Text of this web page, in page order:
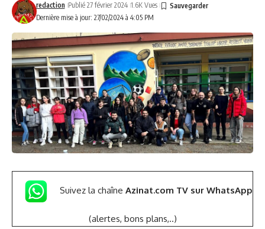
Dernière mise à jour: 27/02/2024 à 4:05 PM
redaction Publié 27 février 2024 1.6K Vues
Suivez la chaîne Azinat.com TV sur WhatsApp
(alertes, bons plans,..)